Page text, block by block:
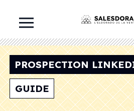
PROSPECTION
GUIDE